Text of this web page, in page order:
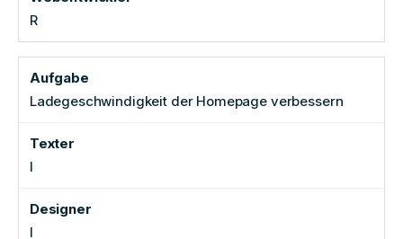
R
Ladegeschwindigkeit der Homepage verbessern
I
I